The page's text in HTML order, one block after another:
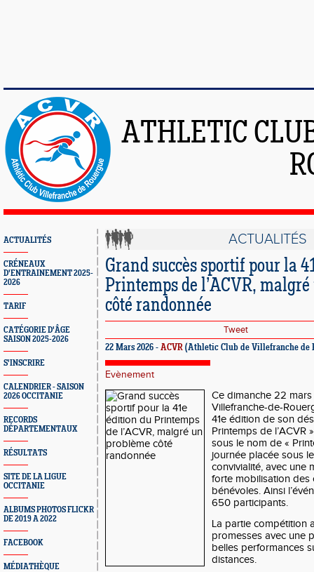
ATHLETIC
ACTUALITÉS
CRÉNEAUX
D'ENTRAINEMENT 2025-
2026
TARIF
CATÉGORIE D'ÂGE
SAISON 2025-2026
S'INSCRIRE
CALENDRIER - SAISON
2026 OCCITANIE
RECORDS
DÉPARTEMENTAUX
RÉSULTATS
SITE DE LA LIGUE
OCCITANIE
ALBUMS PHOTOS FLICKR
DE 2019 A 2022
FACEBOOK
MÉDIATHÈQUE
ACTUALITÉS
Grand succès sportif pour la
Printemps de l’ACVR,
côté randonnée
Tweet
22 Mars 2026 - ACVR (Athletic Club de Villefranche de
Evènement
Ce dimanche 22
Villefranche-de-
41e édition de son
Printemps de l’ACVR
sous le nom de «
journée placée sous
convivialité, avec une
forte mobilisation des
bénévoles. Ainsi
650 participants.
La partie compétition
promesses avec une
belles performances
distances.